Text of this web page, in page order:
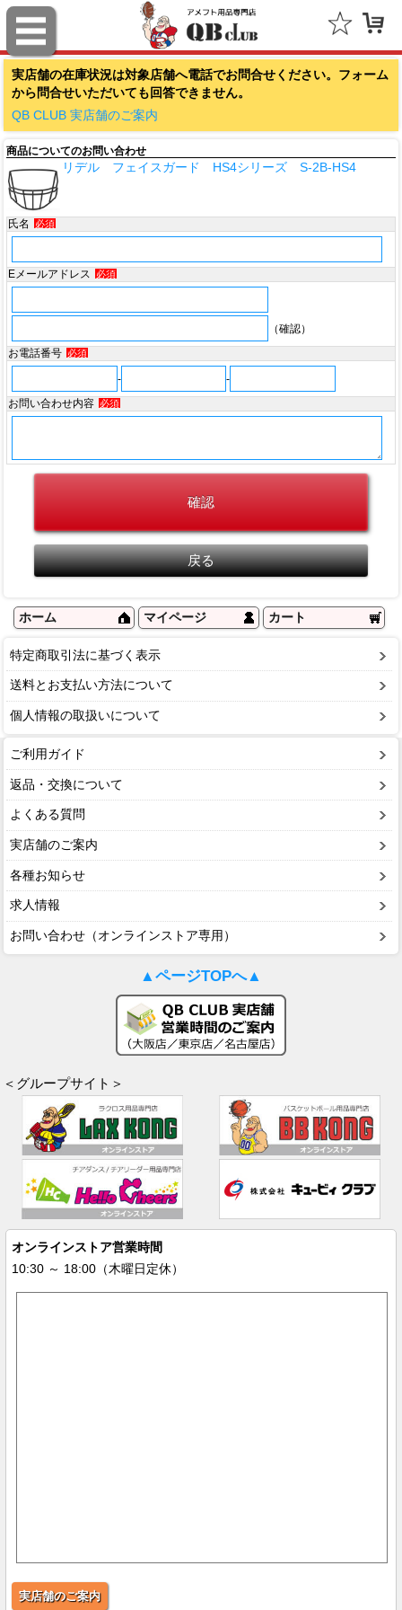
実店舗の在庫状況は対象店舗へ電話でお問合せください。フォーム
から問合せいただいても回答できません。
QB CLUB 実店舗のご案内
商品についてのお問い合わせ
リデル フェイスガード HS4シリーズ S-2B-HS4
氏名 必須
Eメールアドレス 必須
（確認）
お電話番号 必須
-
-
お問い合わせ内容 必須
ホーム マイページ カート
特定商取引法に基づく表示
送料とお支払い方法について
個人情報の取扱いについて
ご利用ガイド
返品・交換について
よくある質問
実店舗のご案内
各種お知らせ
求人情報
お問い合わせ（オンラインストア専用）
▲ページTOPへ▲
＜グループサイト＞
オンラインストア営業時間
10:30 ～ 18:00（木曜日定休）
実店舗のご案内
ファナティクス（Fanatics）
アウトドアキャップ（Outdoor Cap Company）
スポルディング（SPALDING）
ミッチェル＆ネス（Mitchell & Ness）
ポータフォン（PORTAPHONE）
ギルマンギア（Gilman Gear）
サムプロ（ThumbPRO）